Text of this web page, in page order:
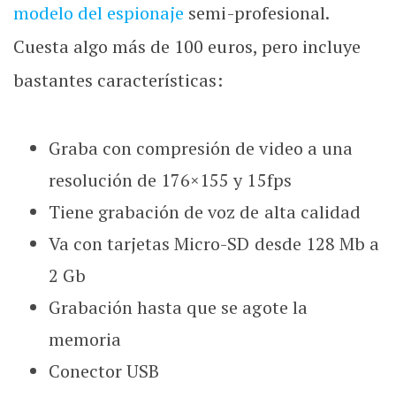
modelo del espionaje semi-profesional.
Cuesta algo más de 100 euros, pero incluye
bastantes características:
Graba con compresión de video a una
resolución de 176×155 y 15fps
Tiene grabación de voz de alta calidad
Va con tarjetas Micro-SD desde 128 Mb a
2 Gb
Grabación hasta que se agote la
memoria
Conector USB